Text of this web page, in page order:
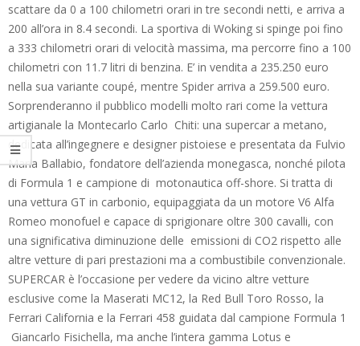
scattare da 0 a 100 chilometri orari in tre secondi netti, e arriva a
200 all’ora in 8.4 secondi. La sportiva di Woking si spinge poi fino
a 333 chilometri orari di velocità massima, ma percorre fino a 100
chilometri con 11.7 litri di benzina. E’ in vendita a 235.250 euro
nella sua variante coupé, mentre Spider arriva a 259.500 euro.
Sorprenderanno il pubblico modelli molto rari come la vettura
artigianale la Montecarlo Carlo Chiti: una supercar a metano,
dedicata all’ingegnere e designer pistoiese e presentata da Fulvio
Maria Ballabio, fondatore dell’azienda monegasca, nonché pilota
di Formula 1 e campione di motonautica off-shore. Si tratta di
una vettura GT in carbonio, equipaggiata da un motore V6 Alfa
Romeo monofuel e capace di sprigionare oltre 300 cavalli, con
una significativa diminuzione delle emissioni di CO2 rispetto alle
altre vetture di pari prestazioni ma a combustibile convenzionale.
SUPERCAR è l’occasione per vedere da vicino altre vetture
esclusive come la Maserati MC12, la Red Bull Toro Rosso, la
Ferrari California e la Ferrari 458 guidata dal campione Formula 1
Giancarlo Fisichella, ma anche l’intera gamma Lotus e